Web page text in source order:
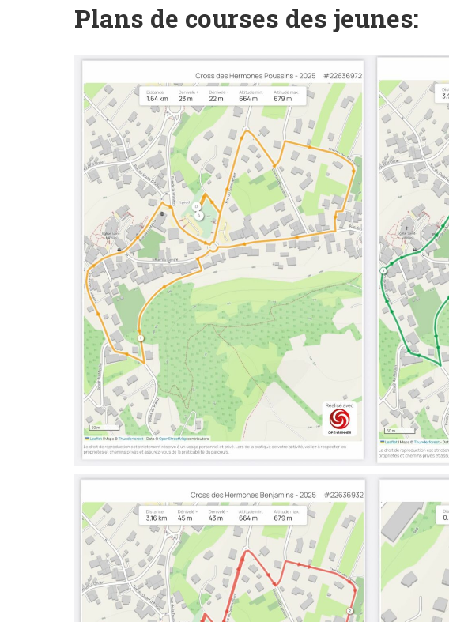
Plans de courses des jeunes: